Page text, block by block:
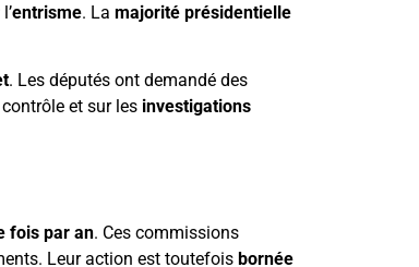
l’entrisme. La majorité présidentielle
. Les députés ont demandé des
et sur les investigations
fois par an. Ces commissions
Leur action est toutefois bornée